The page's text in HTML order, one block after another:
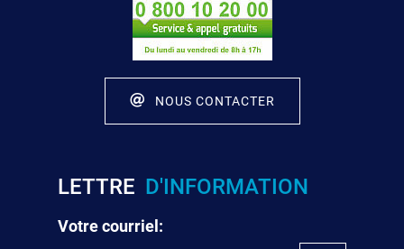
NOUS CONTACTER
LETTRE D'INFORMATION
Votre courriel: